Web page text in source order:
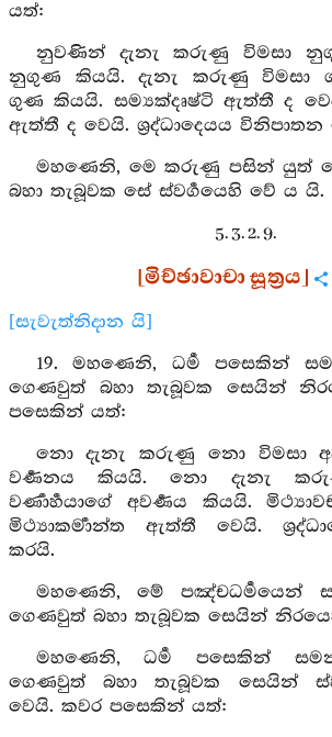
යත්:
නුවණින් දැනැ කරුණු විමසා
නුගුණ කියයි. දැනැ කරුණු විමසා
ගුණ කියයි. සම්‍යක්දෘෂ්ටි ඇත්තී ද
ඇත්තී ද වෙයි. ශ්‍රද්ධාදෙයය
මහණෙනි, මෙ කරුණු පසින් යුත්
බහා තැබූවක සේ ස්වර්‍ගයෙහි වේ ය යි.
5. 3. 2. 9.
[මිච්ඡාවාචා සූත්‍රය]
[සැවැත්නිදාන යි]
19. මහණෙනි, ධර්‍ම පසෙකින්
ගෙණවුත් බහා තැබූවක සෙයින්
පසෙකින් යත්:
නො දැනැ කරුණු නො විමසා
වර්‍ණනය කියයි. නො දැනැ
වර්‍ණාර්‍හයාගේ අවර්‍ණය කියයි.
මිථ්‍යාකර්‍මාන්ත ඇත්තී වෙයි.
කරයි.
මහණෙනි, මේ පඤ්චධර්‍මයෙන්
ගෙණවුත් බහා තැබූවක සෙයින්
මහණෙනි, ධර්‍ම පසෙකින්
ගෙණවුත් බහා තැබූවක සෙයින්
වෙයි. කවර පසෙකින් යත්: